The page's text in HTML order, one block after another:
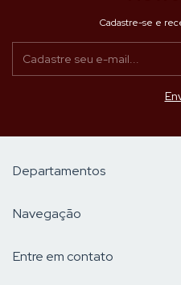
Cadastre-se e
Departamentos
Navegação
Entre em contato